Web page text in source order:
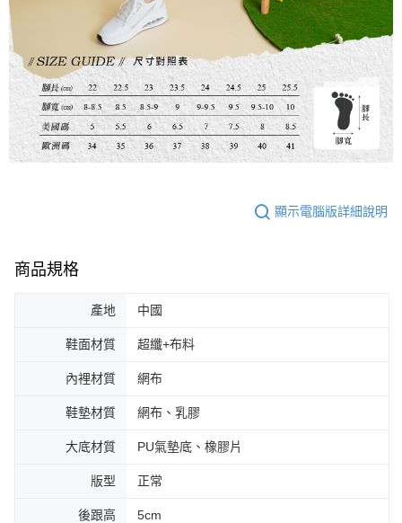
顯示電腦版詳細說明
商品規格
產地 中國
鞋面材質 超纖+布料
內裡材質 網布
鞋墊材質 網布、乳膠
大底材質 PU氣墊底、橡膠片
版型 正常
後跟高 5cm